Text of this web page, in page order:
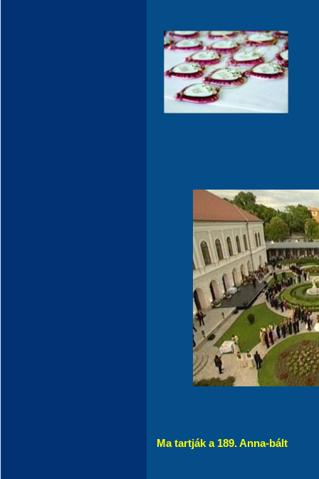
Ma tartják a 189. Anna-bált